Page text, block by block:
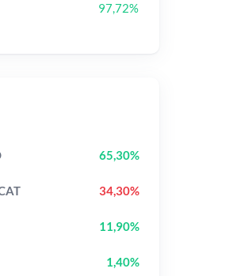
97,72%
65,30%
34,30%
11,90%
1,40%